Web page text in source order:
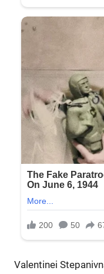
Valentinei